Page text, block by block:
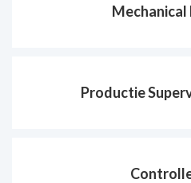
Mechanical
Productie